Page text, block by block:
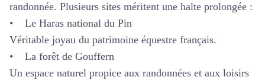
randonnée. Plusieurs sites méritent une halte prolongée :
• Le Haras national du Pin
Véritable joyau du patrimoine équestre français.
• La forêt de Gouffern
Un espace naturel propice aux randonnées et aux loisirs